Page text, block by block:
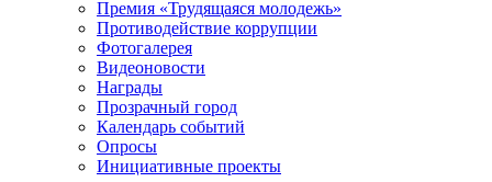
Премия «Трудящаяся молодежь»
Противодействие коррупции
Фотогалерея
Видеоновости
Награды
Прозрачный город
Календарь событий
Опросы
Инициативные проекты